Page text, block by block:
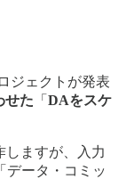
ジェクトが発表
せた 「 DAをスケ
しますが、入力
データ・コミッ